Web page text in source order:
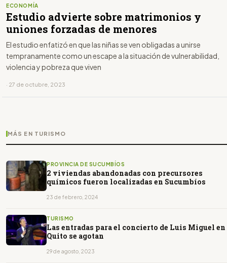
ECONOMÍA
Estudio advierte sobre matrimonios y
uniones forzadas de menores
El estudio enfatizó en que las niñas se ven obligadas a unirse
tempranamente como un escape a la situación de vulnerabilidad,
violencia y pobreza que viven
· 27 de octubre, 2023
MÁS EN TURISMO
PROVINCIA DE SUCUMBÍOS
2 viviendas abandonadas con precursores
químicos fueron localizadas en Sucumbíos
23 de febrero, 2024
TURISMO
Las entradas para el concierto de Luis Miguel en
Quito se agotan
29 de agosto, 2023